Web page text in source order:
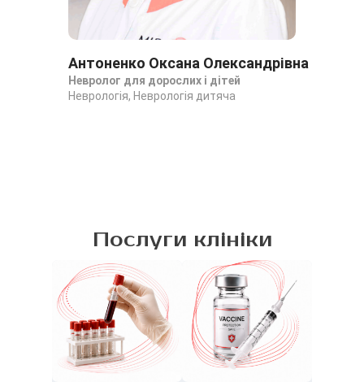
Антоненко Оксана Олександрівна
Невролог для дорослих і дітей
Неврологія, Неврологія дитяча
Послуги клініки